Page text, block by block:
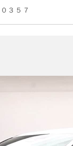
３５７